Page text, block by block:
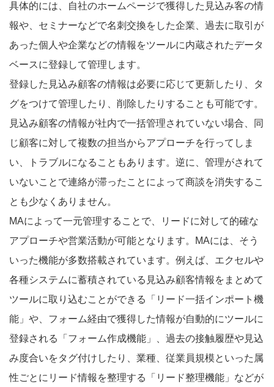
具体的には、自社のホームページで獲得した見込み客の情
報や、セミナーなどで名刺交換をした企業、過去に取引が
あった個人や企業などの情報をツールに内蔵されたデータ
ベースに登録して管理します。
登録した見込み顧客の情報は必要に応じて更新したり、タ
グをつけて管理したり、削除したりすることも可能です。
見込み顧客の情報が社内で一括管理されていない場合、同
じ顧客に対して複数の担当からアプローチを行ってしま
い、トラブルになることもあります。逆に、管理がされて
いないことで連絡が滞ったことによって商談を消失するこ
とも少なくありません。
MAによって一元管理することで、リードに対して的確な
アプローチや営業活動が可能となります。MAには、そう
いった機能が多数搭載されています。例えば、エクセルや
各種システムに蓄積されている見込み顧客情報をまとめて
ツールに取り込むことができる「リード一括インポート機
能」や、フォーム経由で獲得した情報が自動的にツールに
登録される「フォーム作成機能」、過去の接触履歴や見込
み度合いをタグ付けしたり、業種、従業員規模といった属
性ごとにリード情報を整理する「リード整理機能」などが